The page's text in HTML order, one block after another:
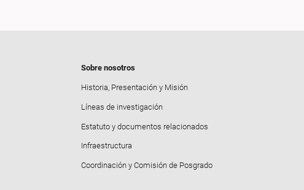
Sobre nosotros
Historia, Presentación y Misión
Líneas de investigación
Estatuto y documentos relacionados
Infraestructura
Coordinación y Comisión de Posgrado